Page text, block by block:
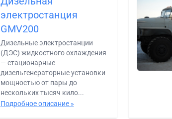
электростанция
GMV200
Дизельные электростанции
(ДЭС) жидкостного охлаждения
— стационарные
дизельгенераторные установки
мощностью от пары до
нескольких тысяч кило...
Подробное описание »